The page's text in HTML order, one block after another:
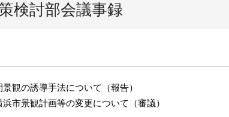
検討部会議事録
観の誘導手法について（報告）
市景観計画等の変更について（審議）